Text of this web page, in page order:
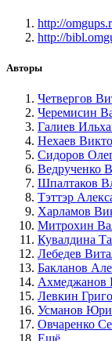
http://
http://
Авторы
Четвергов
Черемисин
Галиев
Нехаев
Сидоров
Ведрученко
Шпалтаков
Тэттэр
Харламов
Митрохин
Кувалдина
Лебедев
Бакланов
Ахмеджанов
Левкин
Усманов
Овчаренко